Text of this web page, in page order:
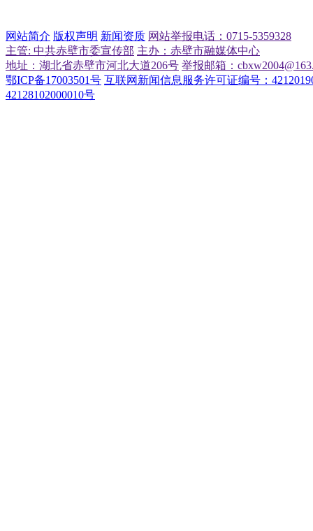
网站简介 版权声明 新闻资质 网站举报电话：0715-5359328
主管: 中共赤壁市委宣传部 主办：赤壁市融媒体中心
地址：湖北省赤壁市河北大道206号 举报邮箱：
鄂ICP备17003501号 互联网新闻信息服务许可证编号：
42128102000010号